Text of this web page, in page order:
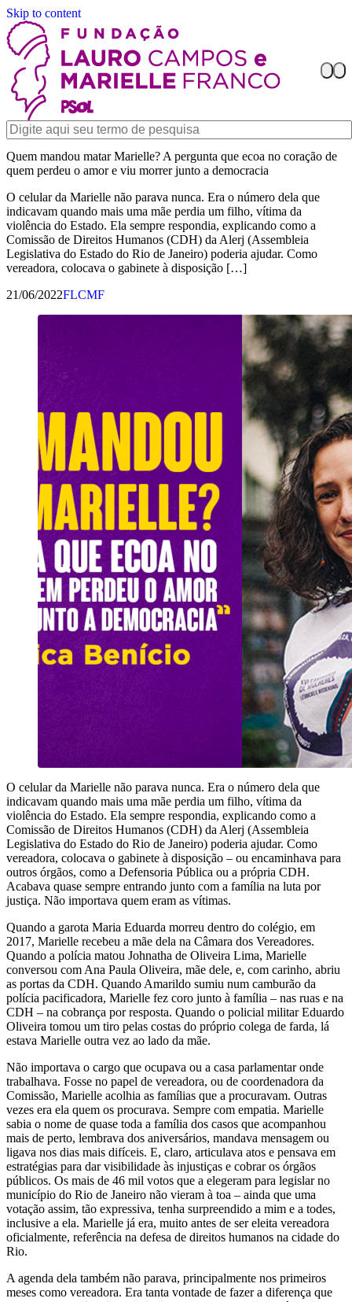
Skip to content
Quem mandou matar Marielle? A pergunta que ecoa no coração de
quem perdeu o amor e viu morrer junto a democracia
O celular da Marielle não parava nunca. Era o número dela que
indicavam quando mais uma mãe perdia um filho, vítima da
violência do Estado. Ela sempre respondia, explicando como a
Comissão de Direitos Humanos (CDH) da Alerj (Assembleia
Legislativa do Estado do Rio de Janeiro) poderia ajudar. Como
vereadora, colocava o gabinete à disposição […]
21/06/2022FLCMF
O celular da Marielle não parava nunca. Era o número dela que
indicavam quando mais uma mãe perdia um filho, vítima da
violência do Estado. Ela sempre respondia, explicando como a
Comissão de Direitos Humanos (CDH) da Alerj (Assembleia
Legislativa do Estado do Rio de Janeiro) poderia ajudar. Como
vereadora, colocava o gabinete à disposição – ou encaminhava para
outros órgãos, como a Defensoria Pública ou a própria CDH.
Acabava quase sempre entrando junto com a família na luta por
justiça. Não importava quem eram as vítimas.
Quando a garota Maria Eduarda morreu dentro do colégio, em
2017, Marielle recebeu a mãe dela na Câmara dos Vereadores.
Quando a polícia matou Johnatha de Oliveira Lima, Marielle
conversou com Ana Paula Oliveira, mãe dele, e, com carinho, abriu
as portas da CDH. Quando Amarildo sumiu num camburão da
polícia pacificadora, Marielle fez coro junto à família – nas ruas e na
CDH – na cobrança por resposta. Quando o policial militar Eduardo
Oliveira tomou um tiro pelas costas do próprio colega de farda, lá
estava Marielle outra vez ao lado da mãe.
Não importava o cargo que ocupava ou a casa parlamentar onde
trabalhava. Fosse no papel de vereadora, ou de coordenadora da
Comissão, Marielle acolhia as famílias que a procuravam. Outras
vezes era ela quem os procurava. Sempre com empatia. Marielle
sabia o nome de quase toda a família dos casos que acompanhou
mais de perto, lembrava dos aniversários, mandava mensagem ou
ligava nos dias mais difíceis. E, claro, articulava atos e pensava em
estratégias para dar visibilidade às injustiças e cobrar os órgãos
públicos. Os mais de 46 mil votos que a elegeram para legislar no
município do Rio de Janeiro não vieram à toa – ainda que uma
votação assim, tão expressiva, tenha surpreendido a mim e a todes,
inclusive a ela. Marielle já era, muito antes de ser eleita vereadora
oficialmente, referência na defesa de direitos humanos na cidade do
Rio.
A agenda dela também não parava, principalmente nos primeiros
meses como vereadora. Era tanta vontade de fazer a diferença que